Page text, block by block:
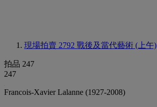
現場拍賣 2792 戰後及當代藝術 (上午)
拍品 247
247
Francois-Xavier Lalanne (1927-2008)